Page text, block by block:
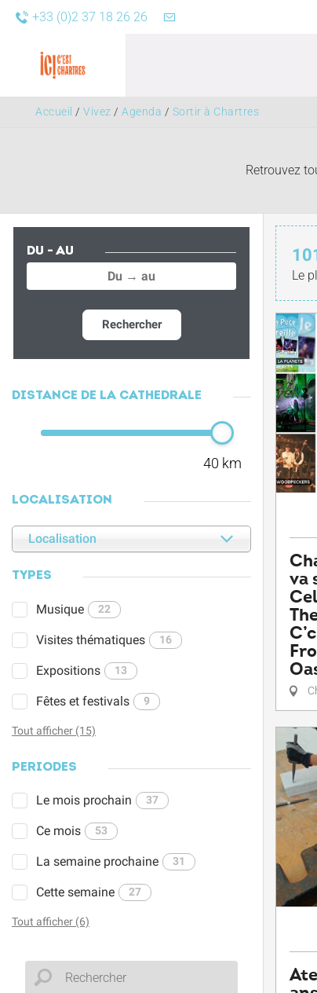
+33 (0)2 37 18 26 26
Accueil / Vivez / Agenda / Sortir à Chartres
Retrouvez
DU - AU
Rechercher
DISTANCE DE LA CATHÉDRALE
40 km
LOCALISATION
Localisation
TYPES
Musique 22
Visites thématiques 16
Expositions 13
Fêtes et festivals 9
Tout afficher (15)
PÉRIODES
Le mois prochain 37
Ce mois 53
La semaine prochaine 31
Cette semaine 27
Tout afficher (6)
Le
va